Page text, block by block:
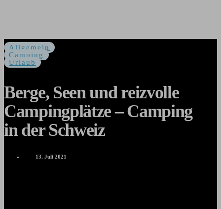
Allgemein
Camping
Urlaub
Berge, Seen und reizvolle
Campingplätze – Camping
in der Schweiz
13. Juli 2021